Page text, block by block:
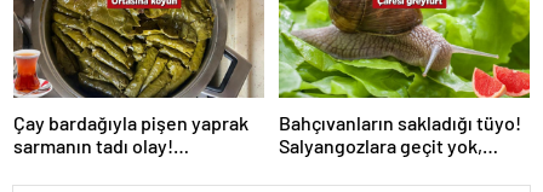
Çay bardağıyla pişen yaprak
sarmanın tadı olay!
Bahçıvanların sakladığı tüyo!
Salyangozlara geçit yok,